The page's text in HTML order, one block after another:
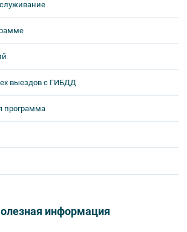
выездов с ГИБДД
программа
информация